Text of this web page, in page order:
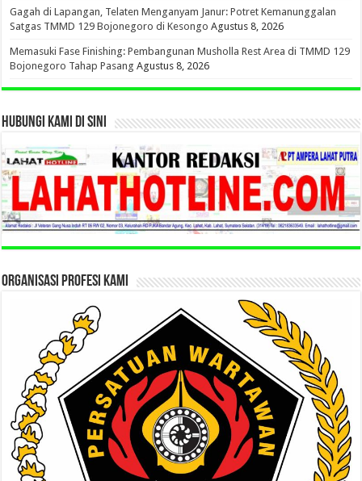
Gagah di Lapangan, Telaten Menganyam Janur: Potret Kemanunggalan
Satgas TMMD 129 Bojonegoro di Kesongo Agustus 8, 2026
Memasuki Fase Finishing: Pembangunan Musholla Rest Area di TMMD 129
Bojonegoro Tahap Pasang Agustus 8, 2026
HUBUNGI KAMI DI SINI
ORGANISASI PROFESI KAMI